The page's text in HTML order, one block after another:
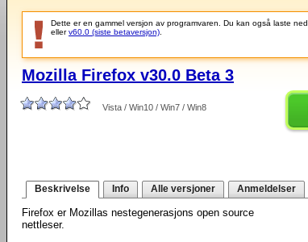
Dette er en gammel versjon av programvaren. Du kan også laste ned
ellerv60.0 (siste betaversjon)
Mozilla Firefox v30.0 Beta 3
Vista / Win10 / Win7 / Win8
Beskrivelse Info Alle versjoner Anmeldelser
Firefox er Mozillas nestegenerasjons open source
nettleser.